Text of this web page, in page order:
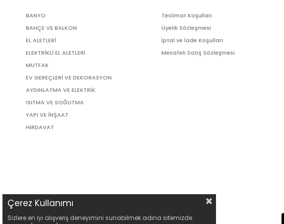
BANYO
BAHÇE VE BALKON
EL ALETLERİ
ELEKTRİKLİ EL ALETLERİ
MUTFAK
EV GEREÇLERİ VE DEKORASYON
AYDINLATMA VE ELEKTRİK
ISITMA VE SOĞUTMA
YAPI VE İNŞAAT
HIRDAVAT
Teslimat Koşulları
Üyelik Sözleşmesi
İptal ve İade Koşulları
Mesafeli Satış Sözleşmesi
Çerez Kullanımı
Sizlere en iyi alışveriş deneyimini sunabilmek adına sitemizde